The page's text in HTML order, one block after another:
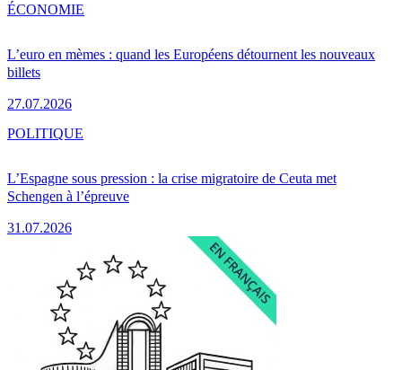
L’euro en mèmes : quand les Européens détournent les nouveaux
billets
27.07.2026
ÉCONOMIE
L’Espagne sous pression : la crise migratoire de Ceuta met
Schengen à l’épreuve
31.07.2026
POLITIQUE